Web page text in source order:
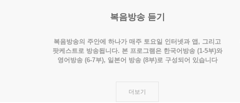
복음방송 듣기
복음방송의 주안에 하나가 매주 토요일 인터넷과 앱, 그리고
팟케스트로 방송됩니다. 본 프로그램은 한국어방송 (1-5부)와
영어방송 (6-7부), 일본어 방송 (8부)로 구성되어 있습니다
더보기